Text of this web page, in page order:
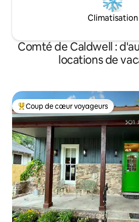
Climatisation
Comté de Caldwell :
locations de
Coups de cœur voyageurs les plus
Coup de cœur voyageurs